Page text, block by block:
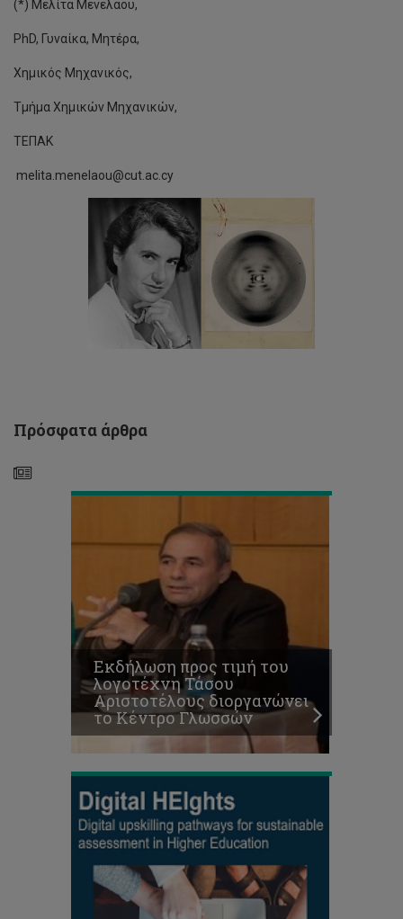
(*) Μελίτα Μενελάου,
PhD, Γυναίκα, Μητέρα,
Χημικός Μηχανικός,
Τμήμα Χημικών Μηχανικών,
ΤΕΠΑΚ
melita.menelaou@cut.ac.cy
Πρόσφατα άρθρα
Εκδήλωση
προς
τιμή
λογοτέχνη
το
Κέντρο
Εκδήλωση προς τιμή του
λογοτέχνη Τάσου
Αριστοτέλους διοργανώνει
το Κέντρο Γλωσσών
DigitalHEIights
Διαδρομή
ψηφιακής
αναβάθμισης
για
βιώσιμη
αξιολόγηση
στην
τριτοβάθμια
εκπαίδευση
Νέος
Πρόεδρος
της
Συνόδου